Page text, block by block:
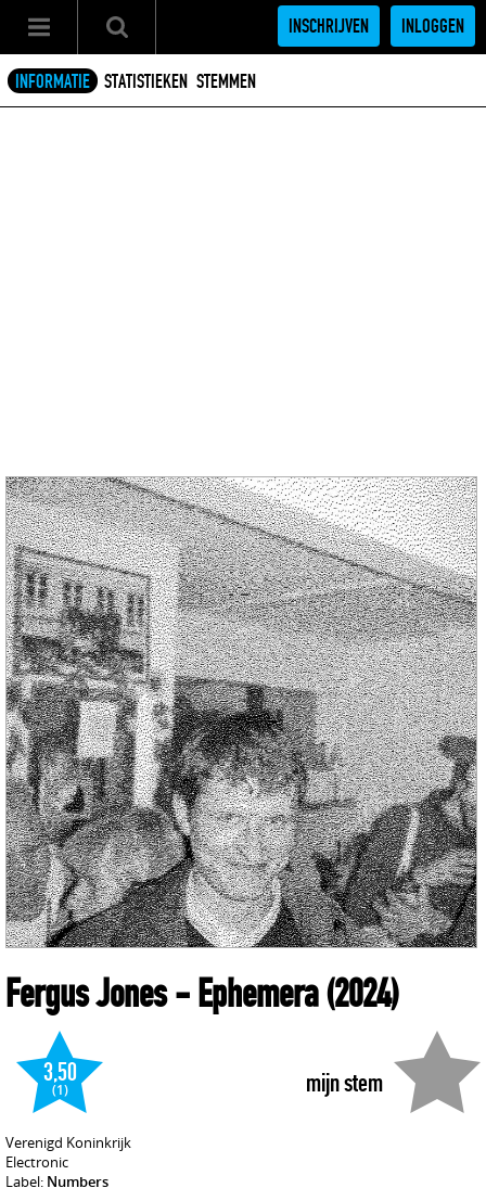
INSCHRIJVEN INLOGGEN
INFORMATIE STATISTIEKEN STEMMEN
Fergus Jones- Ephemera(2024)
mijn stem
3,50
(1)
Verenigd Koninkrijk
Electronic
Label: Numbers